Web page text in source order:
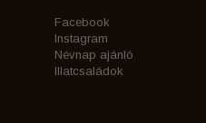
Facebook
Instagram
Névnap ajánló
Illatcsaládok